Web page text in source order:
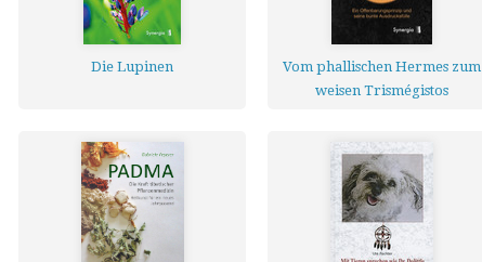
Die Lupinen
Vom phallischen Hermes zum
weisen Trismégistos